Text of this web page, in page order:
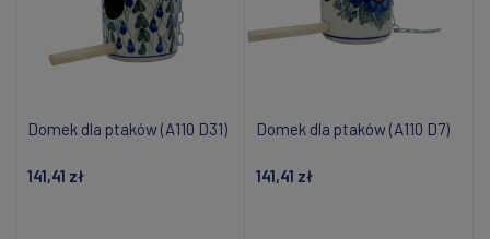
Domek dla ptaków (A110 D31)
141,41 zł
Domek dla ptaków (A110 D7)
141,41 zł